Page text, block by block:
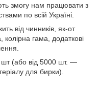
змогу нам працювати з
по всій Україні.
від чинників, як-от
колірна гама, додаткові
(або від 5000 шт. —
для бирки).